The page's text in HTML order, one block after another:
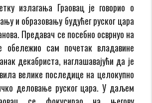
излагања Граовац је говорио о
и образовању будућег руског цара
Предавач се посебно осврнуо на
обележио сам почетак владавине
декабриста, наглашавајући да је
велике последице на целокупно
деловање руског цара. У даљем